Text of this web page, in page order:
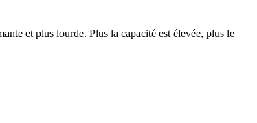
et plus lourde. Plus la capacité est élevée, plus le